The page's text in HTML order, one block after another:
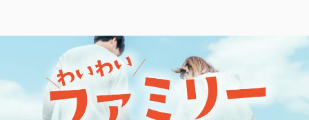
15.5～19.6平米 1~2名
ダブルサイズ / 幅131-150cm×1
Wi-Fiあり（無料）